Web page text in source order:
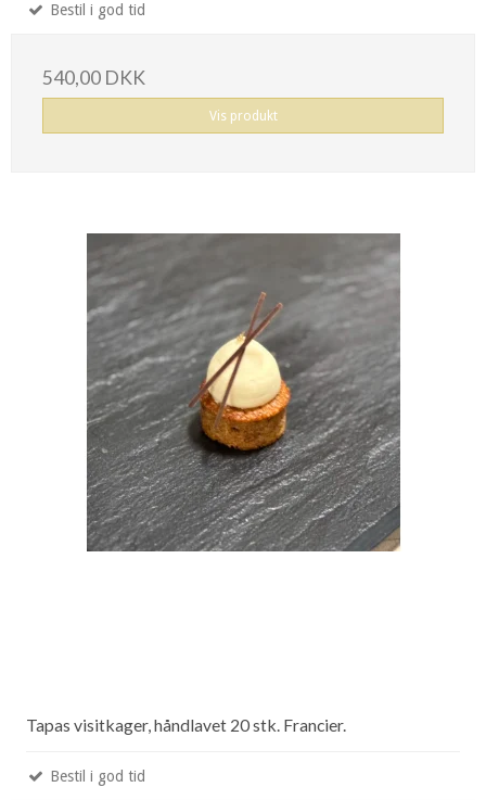
Bestil i god tid
540,00 DKK
Vis produkt
Tapas visitkager, håndlavet 20 stk. Francier.
Bestil i god tid